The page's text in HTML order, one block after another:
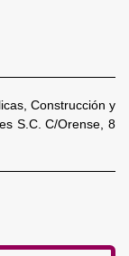
Construcción y
S.C. C/Orense, 8